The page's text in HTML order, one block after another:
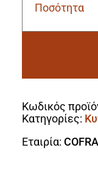
Ποσότητα
Κυνηγετικά
Κωδικός
Κατηγορίες:
Εταιρία: COFRA